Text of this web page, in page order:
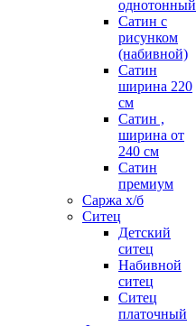
однотонный
Сатин с
рисунком
(набивной)
Сатин
ширина 220
см
Сатин ,
ширина от
240 см
Сатин
премиум
Саржа х/б
Ситец
Детский
ситец
Набивной
ситец
Ситец
платочный